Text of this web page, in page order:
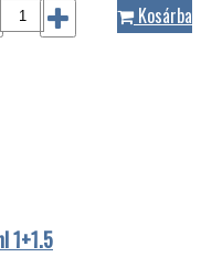
Kosárba
1+1.5